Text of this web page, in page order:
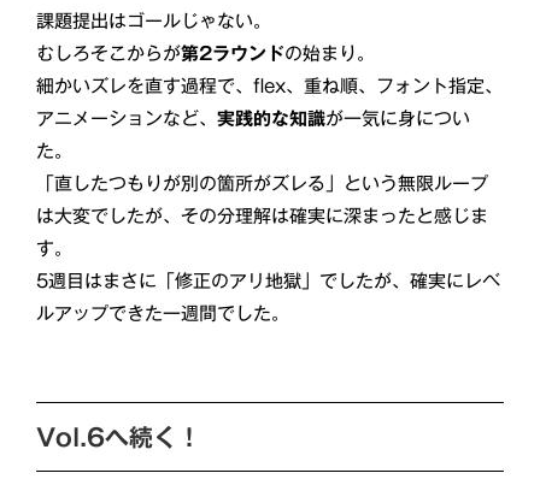
課題提出はゴールじゃない。
むしろそこからが第2ラウンドの始まり。
細かいズレを直す過程で、flex、重ね順、フォント指定、
アニメーションなど、 実践的な知識が一気に身につい
た。
「直したつもりが別の箇所がズレる」という無限ループ
は大変でしたが、その分理解は確実に深まったと感じま
す。
5週目はまさに「修正のアリ地獄」でしたが、確実にレベ
ルアップできた一週間でした。
Vol.6へ続く！